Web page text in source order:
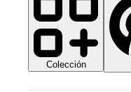
Colección